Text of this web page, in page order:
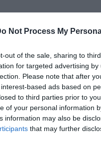
Not Process My
out of the sale, sharing to
for targeted advertising
Please note that after
based ads based on
to third parties prior to
of your personal information
information may also be
that may further